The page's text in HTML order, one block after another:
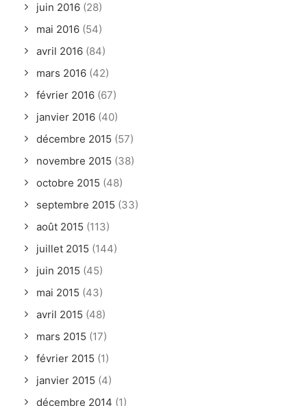
juin 2016 (28)
mai 2016 (54)
avril 2016 (84)
mars 2016 (42)
février 2016 (67)
janvier 2016 (40)
décembre 2015 (57)
novembre 2015 (38)
octobre 2015 (48)
septembre 2015 (33)
août 2015 (113)
juillet 2015 (144)
juin 2015 (45)
mai 2015 (43)
avril 2015 (48)
mars 2015 (17)
février 2015 (1)
janvier 2015 (4)
décembre 2014 (1)